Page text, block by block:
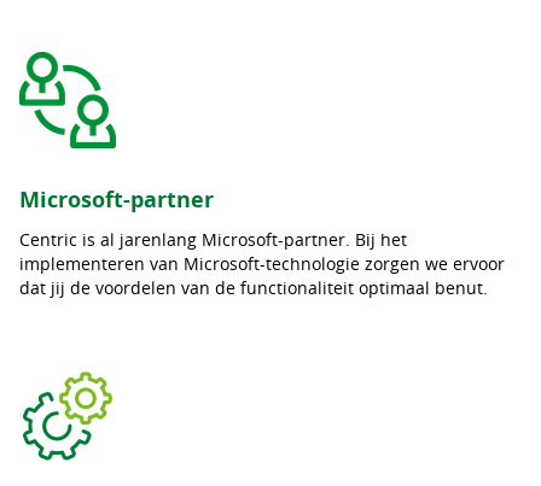
Microsoft-partner
Centric is al jarenlang Microsoft-partner. Bij het
implementeren van Microsoft-technologie zorgen we ervoor
dat jij de voordelen van de functionaliteit optimaal benut.